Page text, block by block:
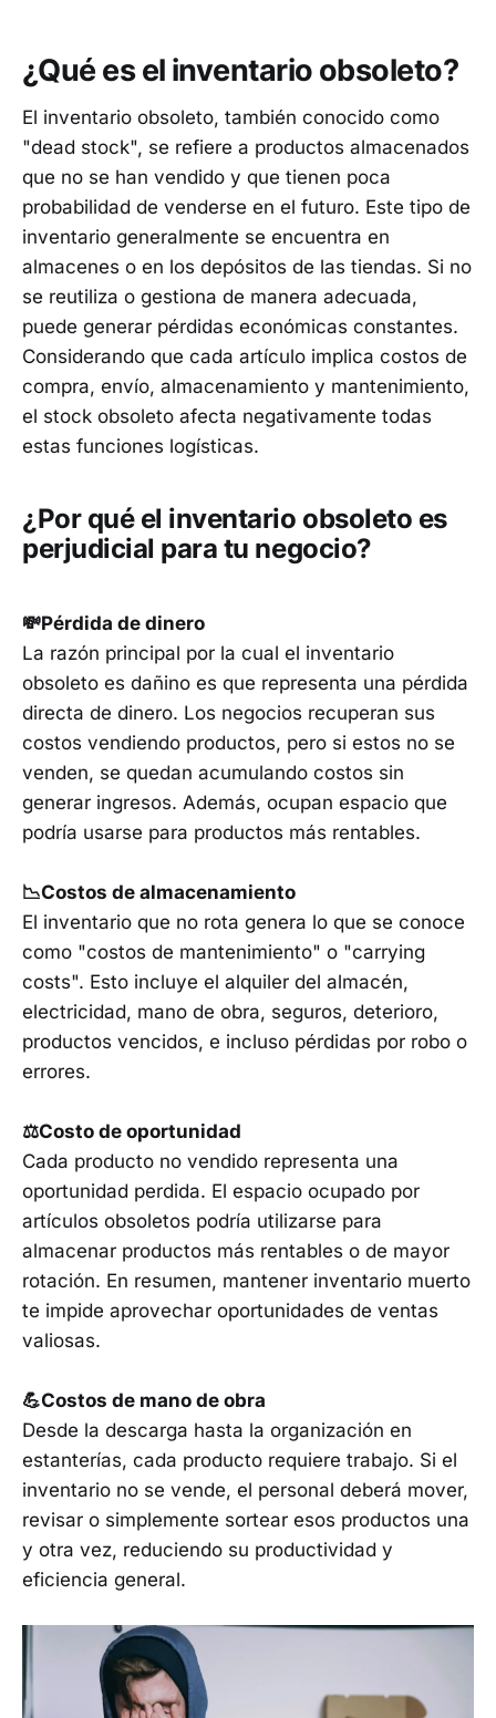
¿Qué es el inventario obsoleto?
El inventario obsoleto, también conocido como
"dead stock", se refiere a productos almacenados
que no se han vendido y que tienen poca
probabilidad de venderse en el futuro. Este tipo de
inventario generalmente se encuentra en
almacenes o en los depósitos de las tiendas. Si no
se reutiliza o gestiona de manera adecuada,
puede generar pérdidas económicas constantes.
Considerando que cada artículo implica costos de
compra, envío, almacenamiento y mantenimiento,
el stock obsoleto afecta negativamente todas
estas funciones logísticas.
¿Por qué el inventario obsoleto es
perjudicial para tu negocio?
💸Pérdida de dinero
La razón principal por la cual el inventario
obsoleto es dañino es que representa una pérdida
directa de dinero. Los negocios recuperan sus
costos vendiendo productos, pero si estos no se
venden, se quedan acumulando costos sin
generar ingresos. Además, ocupan espacio que
podría usarse para productos más rentables.
📉Costos de almacenamiento
El inventario que no rota genera lo que se conoce
como "costos de mantenimiento" o "carrying
costs". Esto incluye el alquiler del almacén,
electricidad, mano de obra, seguros, deterioro,
productos vencidos, e incluso pérdidas por robo o
errores.
⚖Costo de oportunidad
Cada producto no vendido representa una
oportunidad perdida. El espacio ocupado por
artículos obsoletos podría utilizarse para
almacenar productos más rentables o de mayor
rotación. En resumen, mantener inventario muerto
te impide aprovechar oportunidades de ventas
valiosas.
💪Costos de mano de obra
Desde la descarga hasta la organización en
estanterías, cada producto requiere trabajo. Si el
inventario no se vende, el personal deberá mover,
revisar o simplemente sortear esos productos una
y otra vez, reduciendo su productividad y
eficiencia general.